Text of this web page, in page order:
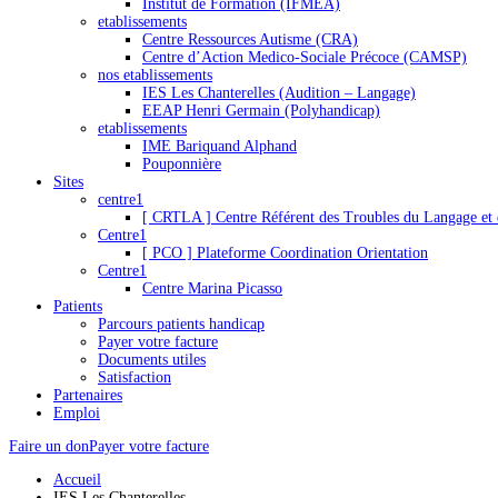
Institut de Formation (IFMEA)
etablissements
Centre Ressources Autisme (CRA)
Centre d’Action Medico-Sociale Précoce (CAMSP)
nos etablissements
IES Les Chanterelles (Audition – Langage)
EEAP Henri Germain (Polyhandicap)
etablissements
IME Bariquand Alphand
Pouponnière
Sites
centre1
[ CRTLA ] Centre Référent des Troubles du Langage et
Centre1
[ PCO ] Plateforme Coordination Orientation
Centre1
Centre Marina Picasso
Patients
Parcours patients handicap
Payer votre facture
Documents utiles
Satisfaction
Partenaires
Emploi
Faire un donPayer votre facture
Accueil